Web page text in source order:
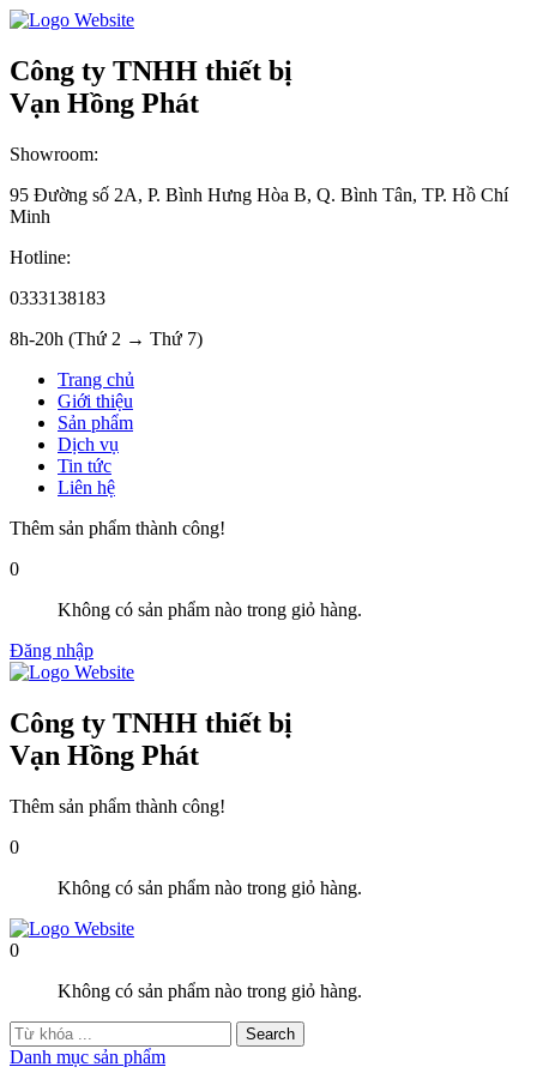
Công ty TNHH thiết bị
Vạn Hồng Phát
Showroom:
95 Đường số 2A, P. Bình Hưng Hòa B, Q. Bình Tân, TP. Hồ Chí
Minh
Hotline:
0333138183
8h-20h (Thứ 2 → Thứ 7)
Trang chủ
Giới thiệu
Sản phẩm
Dịch vụ
Tin tức
Liên hệ
Thêm sản phẩm thành công!
0
Không có sản phẩm nào trong giỏ hàng.
Đăng nhập
Công ty TNHH thiết bị
Vạn Hồng Phát
Thêm sản phẩm thành công!
0
Không có sản phẩm nào trong giỏ hàng.
0
Không có sản phẩm nào trong giỏ hàng.
Danh mục sản phẩm